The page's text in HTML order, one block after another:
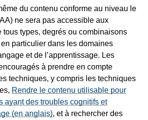
du contenu conforme au niveau le
ne sera pas accessible aux
tous types, degrés ou combinaisons
particulier dans les domaines
et de l’apprentissage. Les
à prendre en compte
techniques, y compris les techniques
Rendre le contenu utilisable pour
ayant des troubles cognitifs et
(en anglais), et à rechercher des